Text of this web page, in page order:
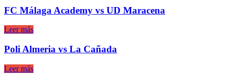
FC Málaga Academy vs UD Maracena
Leer más
Poli Almeria vs La Cañada
Leer más